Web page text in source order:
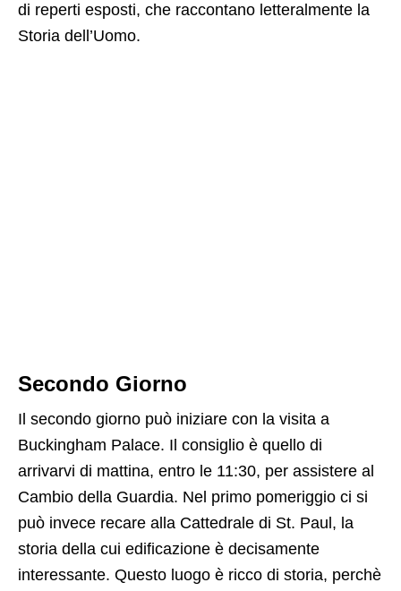
di reperti esposti, che raccontano letteralmente la
Storia dell’Uomo.
Secondo Giorno
Il secondo giorno può iniziare con la visita a
Buckingham Palace. Il consiglio è quello di
arrivarvi di mattina, entro le 11:30, per assistere al
Cambio della Guardia. Nel primo pomeriggio ci si
può invece recare alla Cattedrale di St. Paul, la
storia della cui edificazione è decisamente
interessante. Questo luogo è ricco di storia, perchè